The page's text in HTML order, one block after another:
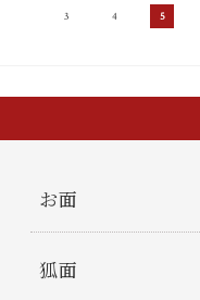
3 4 5
お面
狐面